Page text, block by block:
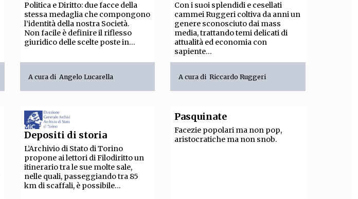
Politica e Diritto: due facce della
stessa medaglia che compongono
l’identità della nostra Società.
Non facile è definire il riflesso
giuridico delle scelte poste in...
A cura di Angelo Lucarella
Con i suoi splendidi e cesellati
cammei Ruggeri coltiva da anni un
genere sconosciuto dai mass
media, trattando temi delicati di
attualità ed economia con
sapiente...
A cura diRiccardo Ruggeri
Depositi di storia
L’Archivio di Stato di Torino
propone ai lettori di Filodiritto un
itinerario tra le sue molte sale,
nelle quali, passeggiando tra 85
km di scaffali, è possibile...
Pasquinate
Facezie popolari ma non pop,
aristocratiche ma non snob.